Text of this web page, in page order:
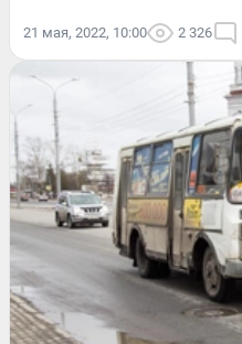
21 мая, 2022, 10:00 2 326